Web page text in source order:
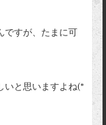
ですが、たまに可
いと思いますよね(*